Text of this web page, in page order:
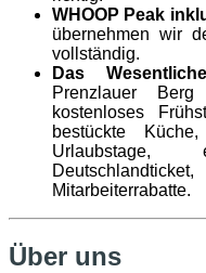
WHOOP Peak
übernehmen wir
vollständig.
Das
Prenzlauer
kostenloses
bestückte
Mitarbeiterrabatte.
Über uns